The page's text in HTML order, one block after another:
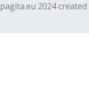
pagita.eu 2024 created